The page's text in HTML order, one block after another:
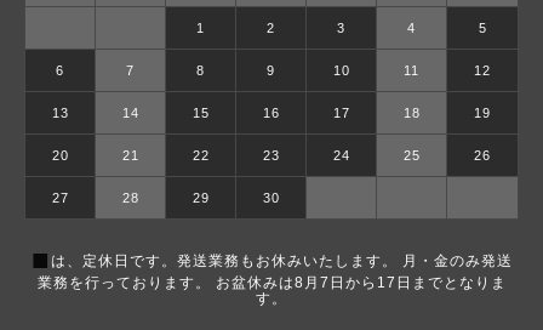
1 2 3 4 5
6 7 8 9 10 11 12
13 14 15 16 17 18 19
20 21 22 23 24 25 26
27 28 29 30
■ は、定休日です。発送業務もお休みいたします。 月・金のみ発送
業務を行っております。 お盆休みは8月7日から17日までとなりま
す。